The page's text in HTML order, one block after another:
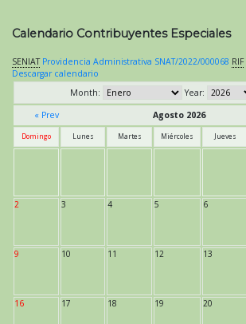
Calendario Contribuyentes Especiales
SENIAT Providencia Administrativa SNAT/2022/000068 RIF
Descargar calendario
Month:
Year:
« Prev
Agosto 2026
Domingo Lunes Martes Miércoles Jueves
2 3 4 5 6
9 10 11 12 13
16 17 18 19 20